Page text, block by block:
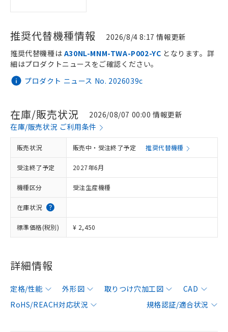
推奨代替機種情報 2026/8/4 8:17 情報更新
プロダクト ニュース No. 2026039c
推奨代替機種は A30NL-MNM-TWA-P002-YC となります。詳
細はプロダクトニュースをご確認ください。
在庫/販売状況
2026/08/07 00:00 情報更新
在庫/販売状況 ご利用条件
販売状況 販売中・受注終了予定 推奨代替機種
受注終了予定 2027年6月
機種区分 受注生産機種
在庫状況
標準価格(税別) ¥ 2,450
詳細情報
定格/性能 外形図 取りつけ穴加工図
CAD
RoHS/REACH対応状況
規格認証/適合状況